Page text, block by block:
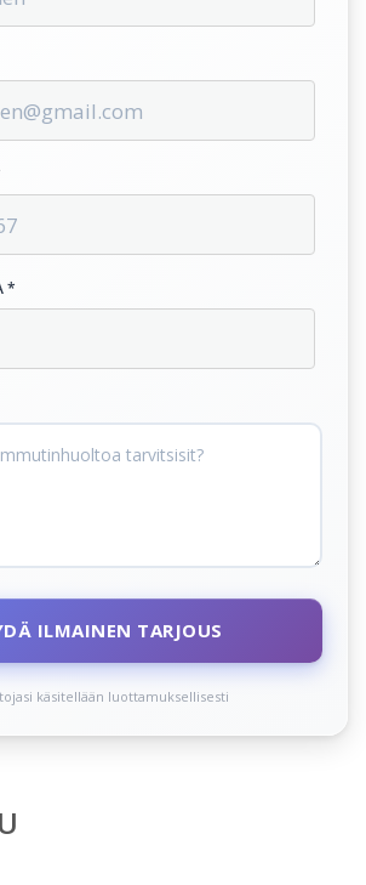
*
ILMAINEN TARJOUS
käsitellään luottamuksellisesti